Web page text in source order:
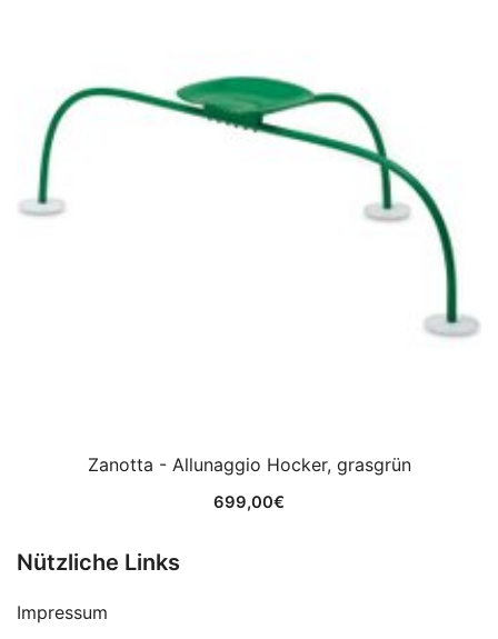
Zanotta - Allunaggio Hocker, grasgrün
699,00€
Nützliche Links
Impressum